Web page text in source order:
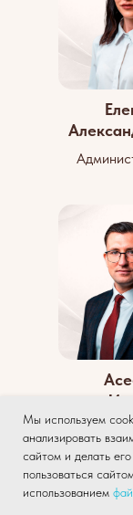
Мы используем
анализировать
сайтом и делать
пользоваться
использованием